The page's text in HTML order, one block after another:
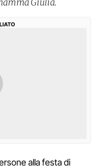
alla festa di